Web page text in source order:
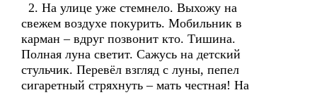
2. На улице уже стемнело. Выхожу на
свежем воздухе покурить. Мобильник в
карман – вдруг позвонит кто. Тишина.
Полная луна светит. Сажусь на детский
стульчик. Перевёл взгляд с луны, пепел
сигаретный стряхнуть – мать честная! На